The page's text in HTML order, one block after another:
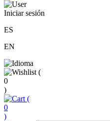
Iniciar sesión
ES
EN
(
0
)
(
0
)